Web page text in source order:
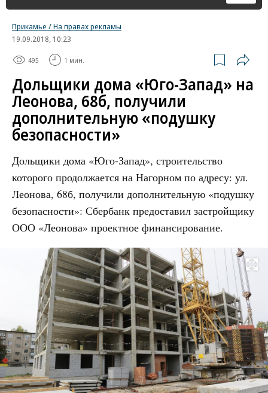
Прикамье / На правах рекламы
19.09.2018, 10:23
495 1 мин.
Дольщики дома «Юго-Запад» на
Леонова, 68б, получили
дополнительную «подушку
безопасности»
Дольщики дома «Юго-Запад», строительство
которого продолжается на Нагорном по адресу: ул.
Леонова, 68б, получили дополнительную «подушку
безопасности»: Сбербанк предоставил застройщику
ООО «Леонова» проектное финансирование.
Развернуть